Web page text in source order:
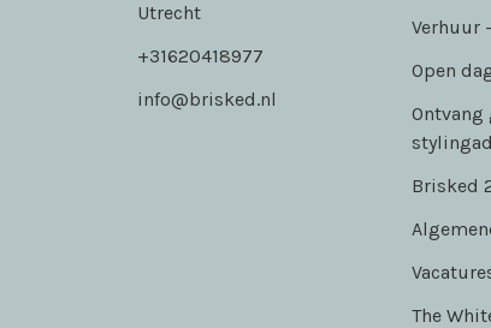
Utrecht
+31620418977
info@brisked.nl
Verhuur
Open
Brisked
The